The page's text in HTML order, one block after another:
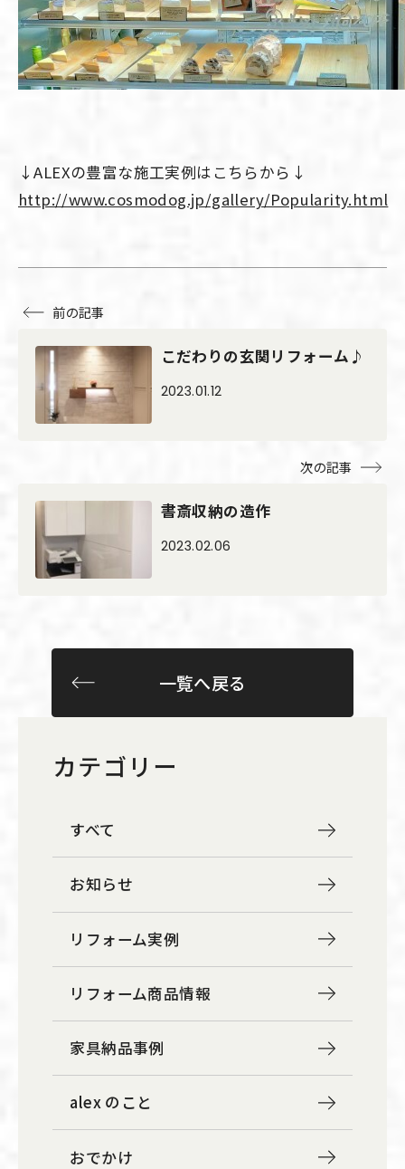
カテゴリー
すべて
お知らせ
リフォーム実例
リフォーム商品情報
家具納品事例
alex のこと
おでかけ
↓ALEXの豊富な施工実例はこちらから↓
http://www.cosmodog.jp/gallery/Popularity.html
前の記事
こだわりの玄関リフォーム♪
2023.01.12
次の記事
書斎収納の造作
2023.02.06
一覧へ戻る